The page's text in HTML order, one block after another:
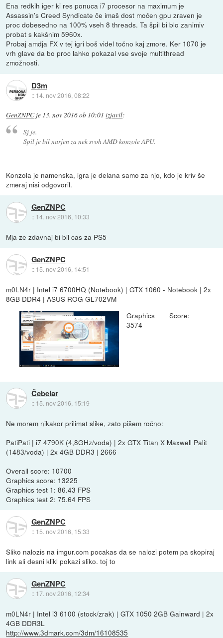
Ena redkih iger ki res ponuca i7 procesor na maximum je
Assassin's Creed Syndicate če imaš dost močen gpu zraven je
proc dobesedno na 100% vseh 8 threads. Ta špil bi blo zanimiv
probat s kakšnim 5960x.
Probaj amdja FX v tej igri boš videl točno kaj zmore. Ker 1070 je
vrh glave da bo proc lahko pokazal vse svoje multithread
zmožnosti.
D3m
:: 14. nov 2016, 08:22
GenZNPCje 13. nov 2016 ob 10:01 izjavil:
Sj je.
Spil je bil narjen za nek svoh AMD konzole APU.
Konzola je namenska, igra je delana samo za njo, kdo je kriv še
zmeraj nisi odgovoril.
GenZNPC
:: 14. nov 2016, 10:33
Mja ze zdavnaj bi bil cas za PS5
GenZNPC
:: 15. nov 2016, 14:51
m0LN4r | Intel i7 6700HQ (Notebook) | GTX 1060 - Notebook | 2x
8GB DDR4 | ASUS ROG GL702VM
Graphics Score:
3574
Čebelar
:: 15. nov 2016, 15:19
Ne morem nikakor prilimat slike, zato pišem ročno:
PatiPati | i7 4790K (4,8GHz/voda) | 2x GTX Titan X Maxwell Palit
(1483/voda) | 2x 4GB DDR3 | 2666
Overall score: 10700
Graphics score: 13225
Graphics test 1: 86.43 FPS
Graphics test 2: 75.64 FPS
GenZNPC
:: 15. nov 2016, 15:33
Sliko nalozis na imgur.com pocakas da se nalozi potem pa skopiraj
link ali desni klikl pokazi sliko. toj to
GenZNPC
:: 17. nov 2016, 12:34
m0LN4r | Intel i3 6100 (stock/zrak) | GTX 1050 2GB Gainward | 2x
4GB DDR3L
http://www.3dmark.com/3dm/16108535